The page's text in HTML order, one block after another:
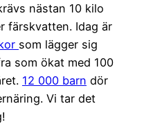
nästan 10 kilo
färskvatten. Idag är
som lägger sig
som ökat med 100
12 000 barn dör
Vi tar det